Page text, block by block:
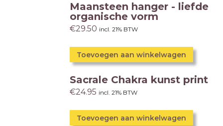
Maansteen hanger - liefde
organische vorm
€29.50 incl. 21% BTW
Toevoegen aan winkelwagen
Sacrale Chakra kunst print
€24.95 incl. 21% BTW
Toevoegen aan winkelwagen